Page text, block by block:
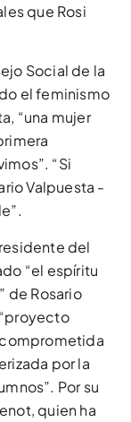
que Rosi
Social de la
el feminismo
“una mujer
“Si
Valpuesta -
del
“el espíritu
de Rosario
por la
Por su
quien ha